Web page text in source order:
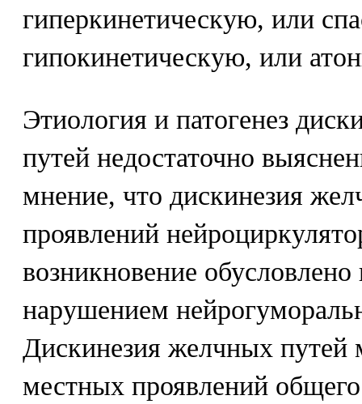
гиперкинетическую, или
гипокинетическую, или
Этиология и патогенез
путей недостаточно
мнение, что дискинезия
проявлений
возникновение
нарушением
Дискинезия желчных путей
местных проявлений